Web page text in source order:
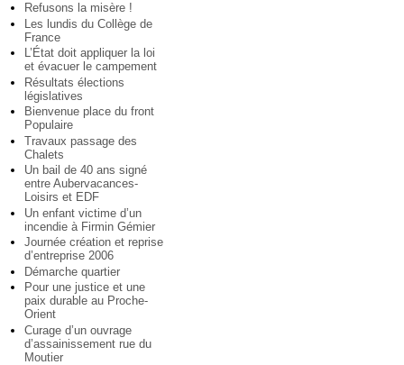
Refusons la misère !
Les lundis du Collège de
France
L’État doit appliquer la loi
et évacuer le campement
Résultats élections
législatives
Bienvenue place du front
Populaire
Travaux passage des
Chalets
Un bail de 40 ans signé
entre Aubervacances-
Loisirs et EDF
Un enfant victime d’un
incendie à Firmin Gémier
Journée création et reprise
d’entreprise 2006
Démarche quartier
Pour une justice et une
paix durable au Proche-
Orient
Curage d’un ouvrage
d’assainissement rue du
Moutier